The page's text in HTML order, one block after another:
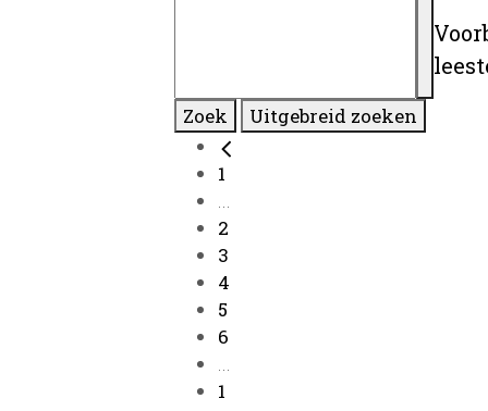
Zoek Uitgebreid zoeken
1
...
2
3
4
5
6
...
1